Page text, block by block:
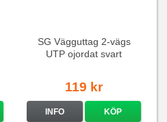
SG Vägguttag 2-vägs
UTP ojordat svart
119 kr
INFO KÖP